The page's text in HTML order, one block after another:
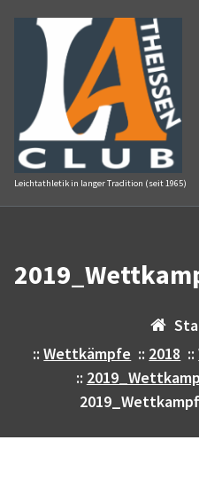
Inhalt
springen
Leichtathletik in langer Tradition (seit 1965)
::Wettkämpfe :: 2018 ::
::